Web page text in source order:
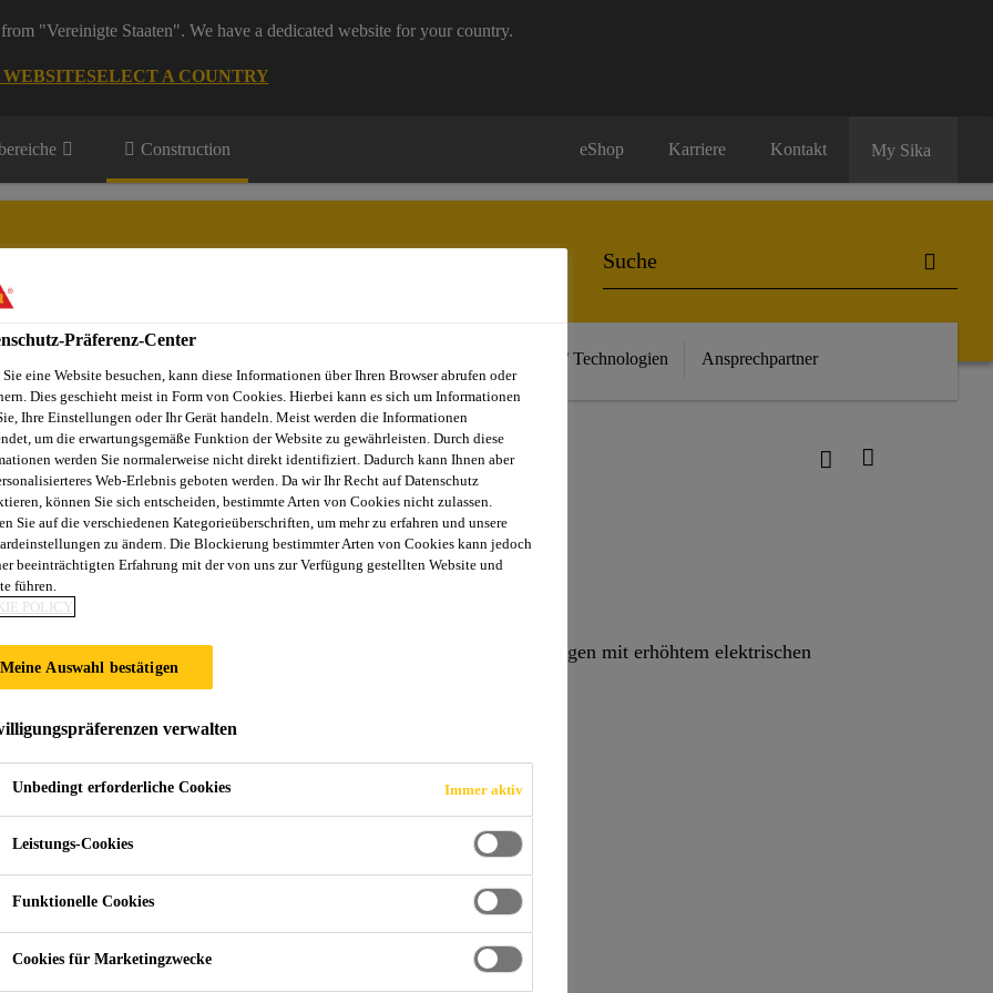
"Vereinigte Staaten". We have a dedicated website for your country.
SELECT A COUNTRY
Construction eShop Karriere Kontakt My Sika
Neuheiten / Technologien Ansprechpartner
Antistatische Systeme Sikafloor®-221 W Conductive
Conductive
EP-Basis mit erhöhtem Widerstand
als Leitfilm unter ableitfähigen Sikafloor® Beschichtungen mit erhöhtem elektrischen
Präferenz-Center
Sie eine Website besuchen, kann diese Informationen über Ihren Browser abrufen oder
Dies geschieht meist in Form von Cookies. Hierbei kann es sich um Informationen
Ihre Einstellungen oder Ihr Gerät handeln. Meist werden die Informationen
um die erwartungsgemäße Funktion der Website zu gewährleisten. Durch diese
werden Sie normalerweise nicht direkt identifiziert. Dadurch kann Ihnen aber
Web-Erlebnis geboten werden. Da wir Ihr Recht auf Datenschutz
können Sie sich entscheiden, bestimmte Arten von Cookies nicht zulassen.
Sie auf die verschiedenen Kategorieüberschriften, um mehr zu erfahren und unsere
zu ändern. Die Blockierung bestimmter Arten von Cookies kann jedoch
beeinträchtigten Erfahrung mit der von uns zur Verfügung gestellten Website und
führen.
POLICY
Meine Auswahl bestätigen
verwalten
Unbedingt erforderliche Cookies Immer aktiv
Leistungs-Cookies
Funktionelle Cookies
Cookies für Marketingzwecke